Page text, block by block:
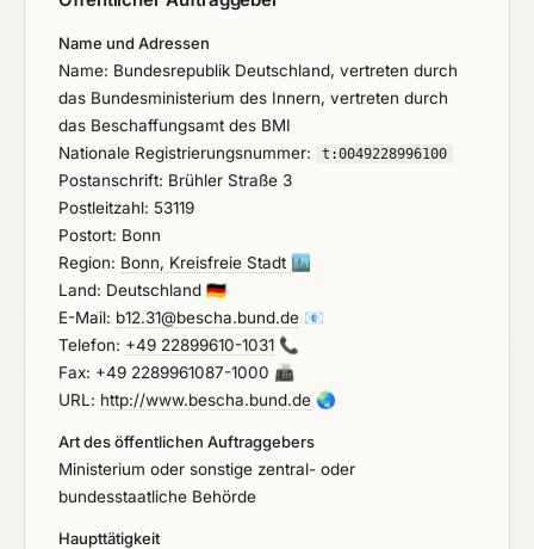
vollständig abgeschlossenes Referenzprojekt kann
mit entsprechender Erläuterung benannt werden,
wenn es mit seinem bereits abgeschlossenen Teil
die Referenzanforderungen erfüllt. Sofern es sich
um Referenzen handelt, die noch nicht
abgeschlossen wurden, ist der bisher erreichte
Leistungsstand anzugeben. Das Beschaffungsamt
des BMI entscheidet sodann nach pflichtgemäßem
Ermessen über die Anerkennung dieser Referenz.
Noch nicht realisierte Leistungsstände können nicht
berücksichtigt werden. ● Für die Referenzen ist das
Formular "Vordruck Referenzen" zu verwenden.
Nutzen Sie das Formular sofern erforderlich bitte
mehrfach. ● Es sind nur zwei Referenzen gefordert.
Es ist Ihnen unbenommen, weitere Referenzen zu
Referenz durch eine nach Ende der Angebotsfrist
nachgereichte bedingungsgemäße Referenz nicht
möglich ist und in den entsprechenden Fällen den
Ausschluss des Bieters nach sich zieht, empfiehlt
Name und Adressen
Name: Bundesrepublik Deutschland, vertreten durch
das Bundesministerium des Innern, vertreten durch
das Beschaffungsamt des BMI
Nationale Registrierungsnummer:
t:0049228996100
Postanschrift: Brühler Straße 3
Postleitzahl: 53119
Postort: Bonn
Region: Bonn, Kreisfreie Stadt 🏙️
Land: Deutschland 🇩🇪
E-Mail: b12.31@bescha.bund.de 📧
Telefon: +49 22899610-1031 📞
Fax: +49 2289961087-1000 📠
URL: http://www.bescha.bund.de 🌏
Art des öffentlichen Auftraggebers
Ministerium oder sonstige zentral- oder
bundesstaatliche Behörde
Haupttätigkeit